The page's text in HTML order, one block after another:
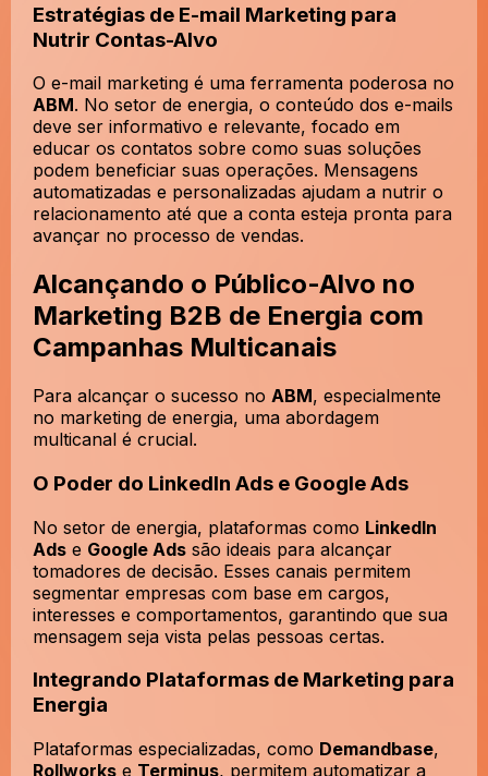
Estratégias de E-mail Marketing para
Nutrir Contas-Alvo
O e-mail marketing é uma ferramenta poderosa no
ABM. No setor de energia, o conteúdo dos e-mails
deve ser informativo e relevante, focado em
educar os contatos sobre como suas soluções
podem beneficiar suas operações. Mensagens
automatizadas e personalizadas ajudam a nutrir o
relacionamento até que a conta esteja pronta para
avançar no processo de vendas.
Alcançando o Público-Alvo no
Marketing B2B de Energia com
Campanhas Multicanais
Para alcançar o sucesso no ABM, especialmente
no marketing de energia, uma abordagem
multicanal é crucial.
O Poder do LinkedIn Ads e Google Ads
No setor de energia, plataformas como LinkedIn
Ads e Google Ads são ideais para alcançar
tomadores de decisão. Esses canais permitem
segmentar empresas com base em cargos,
interesses e comportamentos, garantindo que sua
mensagem seja vista pelas pessoas certas.
Integrando Plataformas de Marketing para
Energia
Plataformas especializadas, como Demandbase,
Rollworks e Terminus, permitem automatizar a